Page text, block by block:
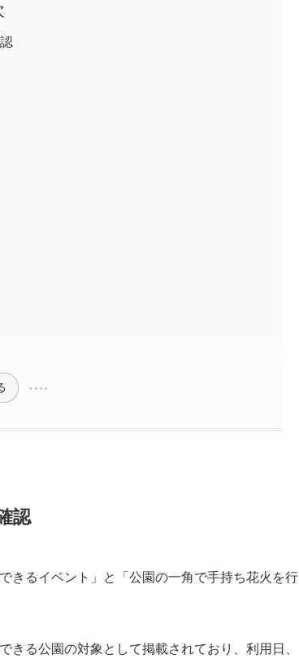
認
きるイベント」と「公園の一角で手持ち花火を行
きる公園の対象として掲載されており、利用日、